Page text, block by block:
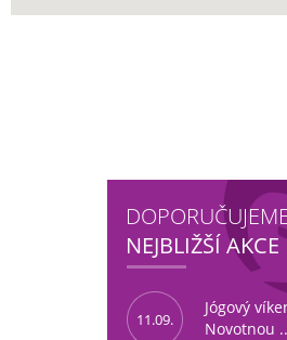
NEJBLIŽŠÍ AKCE
11.09.
Jógový
Novotnou